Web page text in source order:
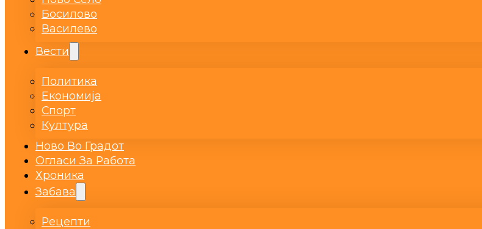
Босилово
Василево
Вести
Политика
Економија
Спорт
Култура
Ново Во Градот
Огласи За Работа
Хроника
Забава
Рецепти